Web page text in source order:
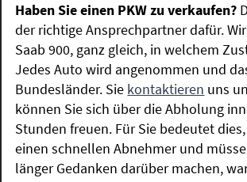
Haben Sie einen PKW zu verkaufen?
der richtige Ansprechpartner dafür.
Saab 900, ganz gleich, in welchem
Jedes Auto wird angenommen und
Bundesländer. Sie kontaktieren uns
können Sie sich über die Abholung
Stunden freuen. Für Sie bedeutet
einen schnellen Abnehmer und
länger Gedanken darüber machen,